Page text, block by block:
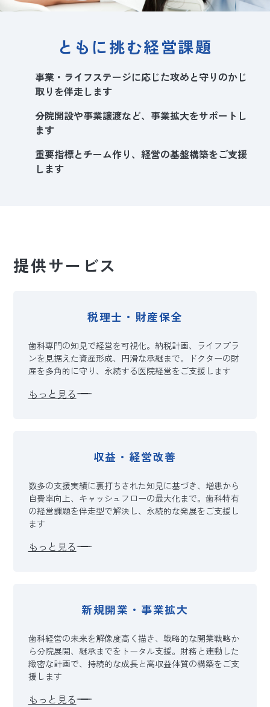
ともに挑む経営課題
事業・ライフステージに応じた攻めと守りのかじ
取りを伴走します
分院開設や事業譲渡など、事業拡大をサポートし
ます
重要指標とチーム作り、経営の基盤構築をご支援
します
提供サービス
税理士・財産保全
歯科専門の知見で経営を可視化。納税計画、ライフプラ
ンを見据えた資産形成、円滑な承継まで。ドクターの財
産を多角的に守り、永続する医院経営をご支援します
もっと見る
収益・経営改善
数多の支援実績に裏打ちされた知見に基づき、増患から
自費率向上、キャッシュフローの最大化まで。歯科特有
の経営課題を伴走型で解決し、永続的な発展をご支援し
ます
もっと見る
新規開業・事業拡大
歯科経営の未来を解像度高く描き、戦略的な開業戦略か
ら分院展開、継承までをトータル支援。財務と連動した
緻密な計画で、持続的な成長と高収益体質の構築をご支
援します
もっと見る